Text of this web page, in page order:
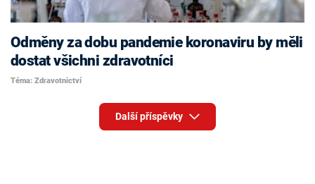
Odměny za dobu pandemie koronaviru by měli
dostat všichni zdravotníci
Téma: Zdravotnictví
Další příspěvky